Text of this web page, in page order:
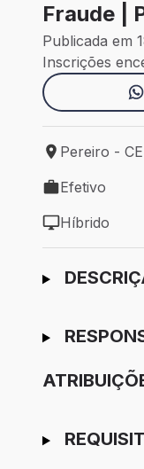
Fraude |
Publicada em
Inscrições
Local de
Pereiro - CE
Tipo de vaga:
Efetivo
Modelo de
Híbrido
Ir para